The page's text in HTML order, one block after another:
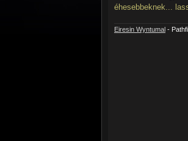
éhesebbeknek...
Eiresin Wyntumal -